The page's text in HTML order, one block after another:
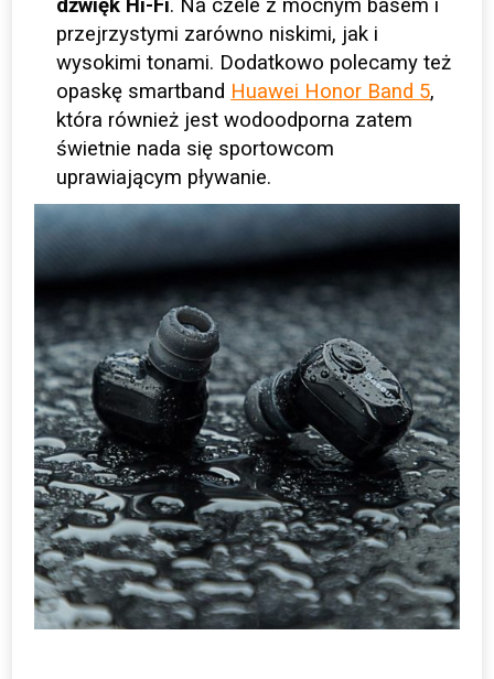
dźwięk Hi-Fi. Na czele z mocnym basem i
przejrzystymi zarówno niskimi, jak i
wysokimi tonami. Dodatkowo polecamy też
opaskę smartband Huawei Honor Band 5,
która również jest wodoodporna zatem
świetnie nada się sportowcom
uprawiającym pływanie.